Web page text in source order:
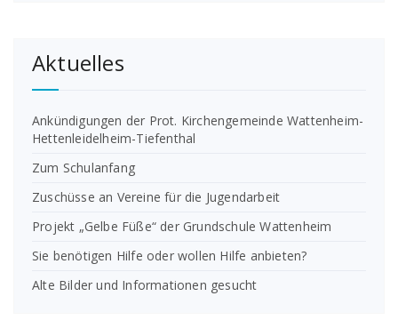
Aktuelles
Ankündigungen der Prot. Kirchengemeinde Wattenheim-
Hettenleidelheim-Tiefenthal
Zum Schulanfang
Zuschüsse an Vereine für die Jugendarbeit
Projekt „Gelbe Füße“ der Grundschule Wattenheim
Sie benötigen Hilfe oder wollen Hilfe anbieten?
Alte Bilder und Informationen gesucht